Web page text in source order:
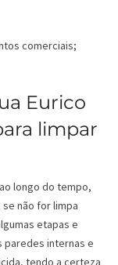
comerciais;
Eurico
limpar
longo do tempo,
não for limpa
etapas e
paredes internas e
tendo a certeza